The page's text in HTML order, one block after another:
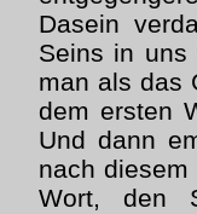
Dasein
Seins in uns
man als das
dem ersten
Und dann
nach
Wort, den